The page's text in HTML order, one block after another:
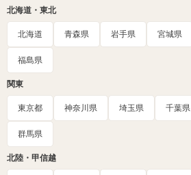
北海道・東北
北海道 青森県 岩手県 宮城県
福島県
関東
東京都 神奈川県 埼玉県 千葉県
群馬県
北陸・甲信越